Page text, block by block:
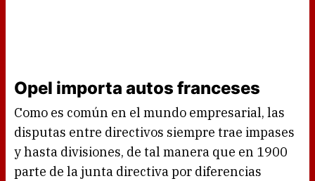
Opel importa autos franceses
Como es común en el mundo empresarial, las
disputas entre directivos siempre trae impases
y hasta divisiones, de tal manera que en 1900
parte de la junta directiva por diferencias